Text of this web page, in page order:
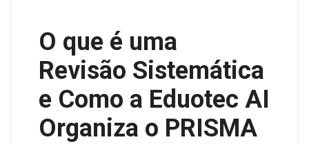
O que é uma
Revisão Sistemática
e Como a Eduotec AI
Organiza o PRISMA